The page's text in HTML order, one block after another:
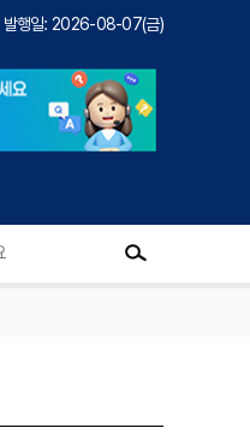
발행일: 2026-08-07(금)